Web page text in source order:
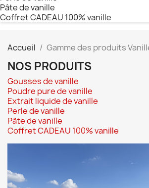
Pâte de vanille
Coffret CADEAU 100% vanille
Accueil Gamme des produits
NOS PRODUITS
Gousses de vanille
Poudre pure de vanille
Extrait liquide de vanille
Perle de vanille
Pâte de vanille
Coffret CADEAU 100% vanille